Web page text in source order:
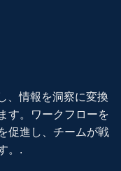
、情報を洞察に変換
す。ワークフローを
促進し、チームが戦
。.